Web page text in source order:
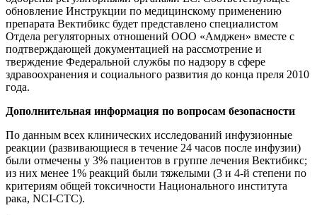
обновление Инструкции по медицинскому применению
препарата Вектибикс будет представлено специалистом
Отдела регуляторных отношений ООО «Амджен» вместе с
подтверждающей документацией на рассмотрение и
тверждение Федеральной службы по надзору в сфере
здравоохранения и социального развития до конца преля 2010
года.
Дополнительная информация по вопросам безопасности
По данным всех клинических исследований инфузионные
реакции (развивающиеся в течение 24 часов после инфузии)
были отмечены у 3% пациентов в группе лечения Вектибикс;
из них менее 1% реакций были тяжелыми (3 и 4-й степени по
критериям общей токсичности Национального института
рака, NCI-CTC).